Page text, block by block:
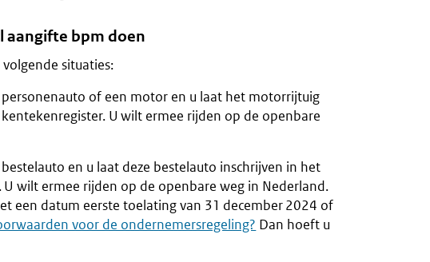
aangifte bpm doen
volgende situaties:
of een motor en u laat het motorrijtuig
U wilt ermee rijden op de openbare
en u laat deze bestelauto inschrijven in het
wilt ermee rijden op de openbare weg in Nederland.
een datum eerste toelating van 31 december 2024 of
voor de ondernemersregeling? Dan hoeft u